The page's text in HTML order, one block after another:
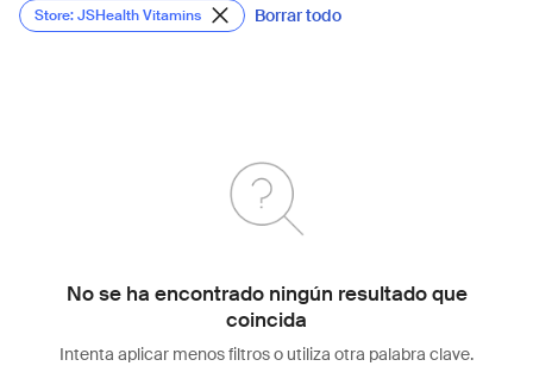
Store: JSHealth Vitamins Borrar todo
No se ha encontrado ningún resultado que
coincida
Intenta aplicar menos filtros o utiliza otra palabra clave.